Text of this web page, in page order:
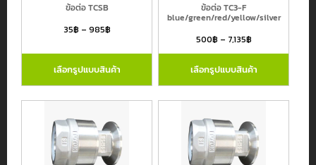
ข้อต่อ TCSB
35฿ – 985฿
เลือกรูปแบบสินค้า
ข้อต่อ TC3-F
blue/green/red/yellow/silver
500฿ – 7,135฿
เลือกรูปแบบสินค้า